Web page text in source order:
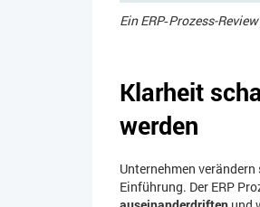
Ein ERP‑Prozess-
Klarheit
werden
Unternehmen
Einführung. Der ERP